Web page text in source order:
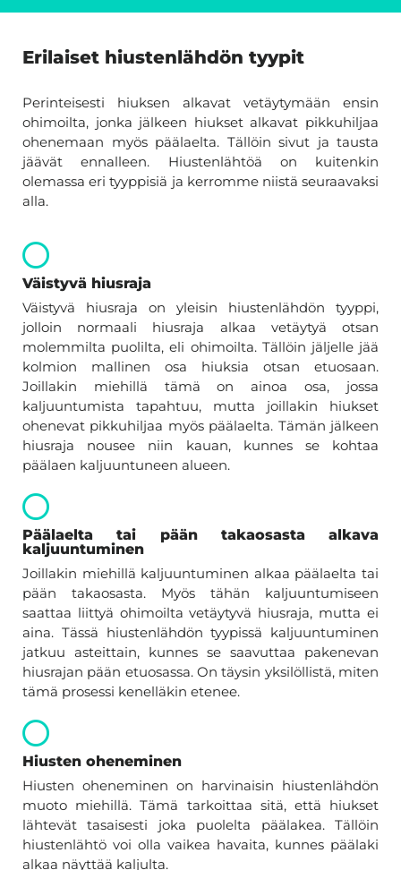
Erilaiset hiustenlähdön tyypit
Perinteisesti hiuksen alkavat vetäytymään ensin
ohimoilta, jonka jälkeen hiukset alkavat pikkuhiljaa
ohenemaan myös päälaelta. Tällöin sivut ja tausta
jäävät ennalleen. Hiustenlähtöä on kuitenkin
olemassa eri tyyppisiä ja kerromme niistä seuraavaksi
alla.
Väistyvä hiusraja
Väistyvä hiusraja on yleisin hiustenlähdön tyyppi,
jolloin normaali hiusraja alkaa vetäytyä otsan
molemmilta puolilta, eli ohimoilta. Tällöin jäljelle jää
kolmion mallinen osa hiuksia otsan etuosaan.
Joillakin miehillä tämä on ainoa osa, jossa
kaljuuntumista tapahtuu, mutta joillakin hiukset
ohenevat pikkuhiljaa myös päälaelta. Tämän jälkeen
hiusraja nousee niin kauan, kunnes se kohtaa
päälaen kaljuuntuneen alueen.
Päälaelta tai pään takaosasta alkava
kaljuuntuminen
Joillakin miehillä kaljuuntuminen alkaa päälaelta tai
pään takaosasta. Myös tähän kaljuuntumiseen
saattaa liittyä ohimoilta vetäytyvä hiusraja, mutta ei
aina. Tässä hiustenlähdön tyypissä kaljuuntuminen
jatkuu asteittain, kunnes se saavuttaa pakenevan
hiusrajan pään etuosassa. On täysin yksilöllistä, miten
tämä prosessi kenelläkin etenee.
Hiusten oheneminen
Hiusten oheneminen on harvinaisin hiustenlähdön
muoto miehillä. Tämä tarkoittaa sitä, että hiukset
lähtevät tasaisesti joka puolelta päälakea. Tällöin
hiustenlähtö voi olla vaikea havaita, kunnes päälaki
alkaa näyttää kaljulta.